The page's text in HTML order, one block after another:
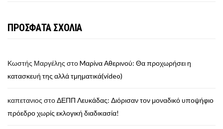
ΠΡΟΣΦΑΤΑ ΣΧΟΛΙΑ
Κωστής Μαργέλης στοMαρίνα Αθερινού: Θα προχωρήσει η
κατασκευή της αλλά τμηματικά(video)
καπετανιος στοΔΕΠΠ Λευκάδας: Διόρισαν τον μοναδικό υποψήφιο
πρόεδρο χωρίς εκλογική διαδικασία!